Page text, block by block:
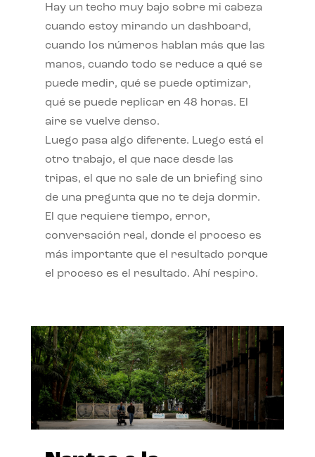
Hay un techo muy bajo sobre mi cabeza
cuando estoy mirando un dashboard,
cuando los números hablan más que las
manos, cuando todo se reduce a qué se
puede medir, qué se puede optimizar,
qué se puede replicar en 48 horas. El
aire se vuelve denso.
Luego pasa algo diferente. Luego está el
otro trabajo, el que nace desde las
tripas, el que no sale de un briefing sino
de una pregunta que no te deja dormir.
El que requiere tiempo, error,
conversación real, donde el proceso es
más importante que el resultado porque
el proceso es el resultado. Ahí respiro.